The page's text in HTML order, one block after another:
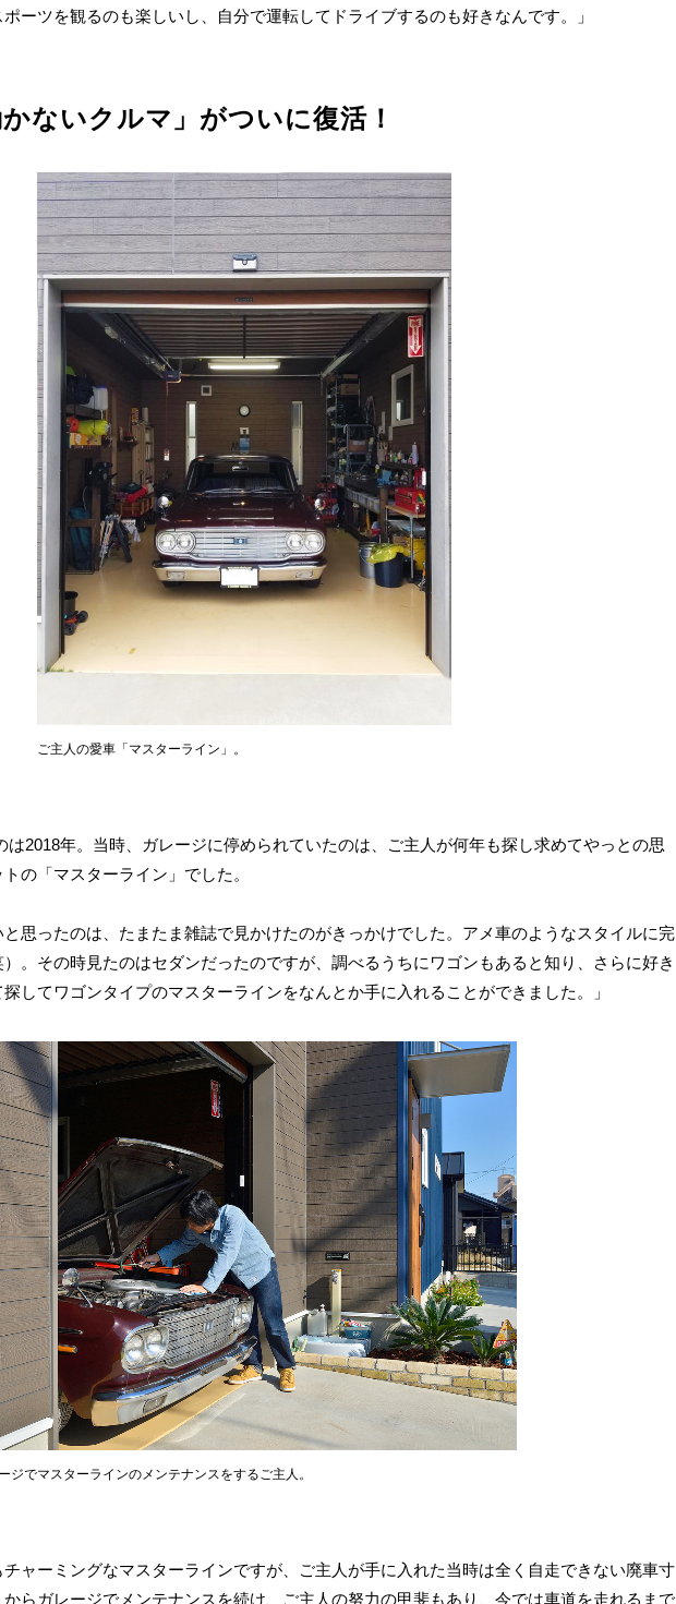
ーツを観るのも楽しいし、自分で運転してドライブするのも好きなんです。」
ないクルマ」がついに復活！
ご主人の愛車「マスターライン」。
は2018年。当時、ガレージに停められていたのは、ご主人が何年も探し求めてやっとの思
の「マスターライン」でした。
思ったのは、たまたま雑誌で見かけたのがきっかけでした。アメ車のようなスタイルに完
。その時見たのはセダンだったのですが、調べるうちにワゴンもあると知り、さらに好き
してワゴンタイプのマスターラインをなんとか手に入れることができました。」
ジでマスターラインのメンテナンスをするご主人。
ャーミングなマスターラインですが、ご主人が手に入れた当時は全く自走できない廃車寸
らガレージでメンテナンスを続け、ご主人の努力の甲斐もあり、今では車道を走れるまで